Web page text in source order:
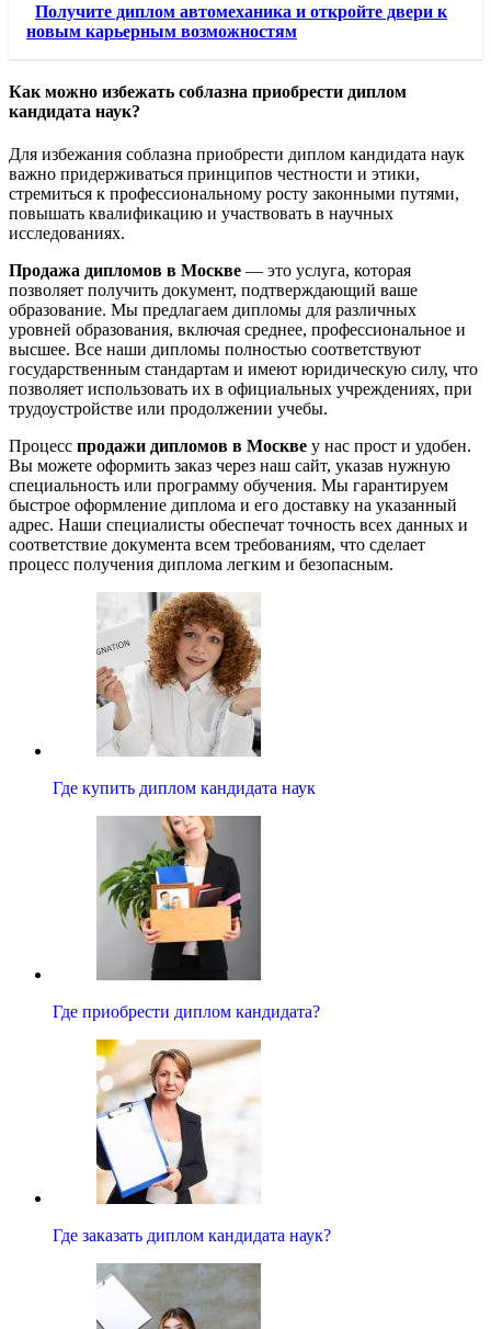
Получите диплом автомеханика и откройте двери к
новым карьерным возможностям
Как можно избежать соблазна приобрести диплом
кандидата наук?
Для избежания соблазна приобрести диплом кандидата наук
важно придерживаться принципов честности и этики,
стремиться к профессиональному росту законными путями,
повышать квалификацию и участвовать в научных
исследованиях.
Продажа дипломов в Москве — это услуга, которая
позволяет получить документ, подтверждающий ваше
образование. Мы предлагаем дипломы для различных
уровней образования, включая среднее, профессиональное и
высшее. Все наши дипломы полностью соответствуют
государственным стандартам и имеют юридическую силу, что
позволяет использовать их в официальных учреждениях, при
трудоустройстве или продолжении учебы.
Процесс продажи дипломов в Москве у нас прост и удобен.
Вы можете оформить заказ через наш сайт, указав нужную
специальность или программу обучения. Мы гарантируем
быстрое оформление диплома и его доставку на указанный
адрес. Наши специалисты обеспечат точность всех данных и
соответствие документа всем требованиям, что сделает
процесс получения диплома легким и безопасным.
Где купить диплом кандидата наук
Где приобрести диплом кандидата?
Где заказать диплом кандидата наук?